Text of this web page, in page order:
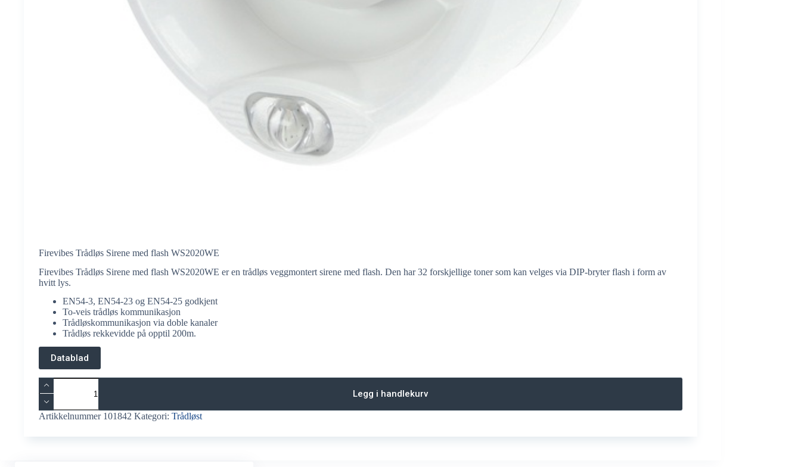
Firevibes Trådløs Sirene med flash WS2020WE
Firevibes Trådløs Sirene med flash WS2020WE er en trådløs veggmontert sirene med flash. Den har 32 forskjellige toner som kan velges via DIP-bryter flash i form av
hvitt lys.
EN54-3, EN54-23 og EN54-25 godkjent
To-veis trådløs kommunikasjon
Trådløskommunikasjon via doble kanaler
Trådløs rekkevidde på opptil 200m.
Datablad
Firevibes
Trådløs
Sirene
med
flash
Legg i handlekurv
Artikkelnummer 101842 Kategori: Trådløst